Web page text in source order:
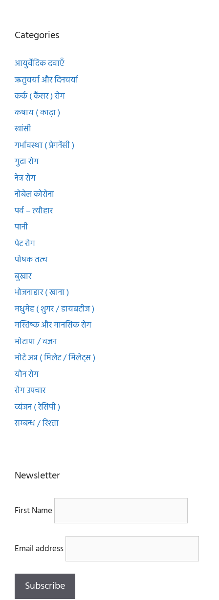
Categories
आयुर्वेदिक दवाएँ
ऋतुचर्या और दिनचर्या
कर्क ( कैंसर ) रोग
कषाय ( काढ़ा )
खांसी
गर्भावस्था ( प्रेगनेंसी )
गुदा रोग
नेत्र रोग
नोबेल कोरोना
पर्व – त्यौहार
पानी
पेट रोग
पोषक तत्व
बुखार
भोजनाहार ( खाना )
मधुमेह ( शुगर / डायबटीज )
मस्तिष्क और मानसिक रोग
मोटापा / वजन
मोटे अन्न ( मिलेट / मिलेट्स )
यौन रोग
रोग उपचार
व्यंजन ( रेसिपी )
सम्बन्ध / रिश्ता
Newsletter
First Name
Email address